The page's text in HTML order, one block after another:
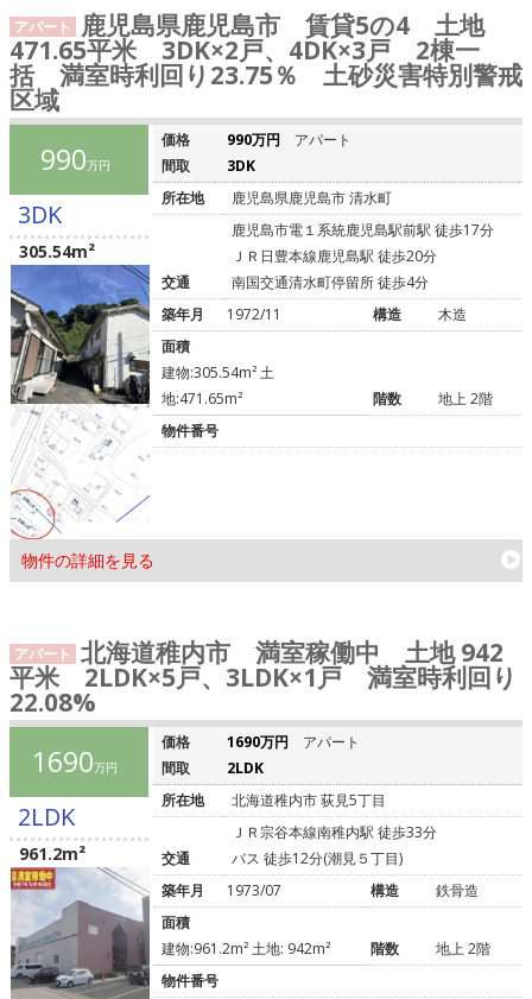
アパート 鹿児島県鹿児島市 賃貸5の4 土地
471.65平米 3DK×2戸、4DK×3戸 2棟一
括 満室時利回り23.75％ 土砂災害特別警戒
区域
990万円
3DK
305.54m²
物件の詳細を見る
価格 990万円
アパート
間取
3DK
所在地
鹿児島県鹿児島市 清水町
交通
鹿児島市電１系統鹿児島駅前駅 徒歩17分
ＪＲ日豊本線鹿児島駅 徒歩20分
南国交通清水町停留所 徒歩4分
築年月
1972/11 構造
木造
面積
建物:305.54m² 土
地:471.65m²
階数
地上 2階
物件番号
アパート 北海道稚内市 満室稼働中 土地 942
平米 2LDK×5戸、3LDK×1戸 満室時利回り
22.08%
1690万円
2LDK
961.2m²
価格 1690万円
アパート
間取
2LDK
所在地
北海道稚内市 荻見5丁目
交通
ＪＲ宗谷本線南稚内駅 徒歩33分
バス 徒歩12分(潮見５丁目)
築年月
1973/07 構造
鉄骨造
面積
建物:961.2m² 土地: 942m²
階数
地上 2階
物件番号